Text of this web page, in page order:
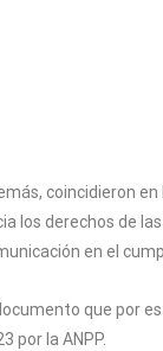
coincidieron
los derechos de
en el
que por
por la ANPP.